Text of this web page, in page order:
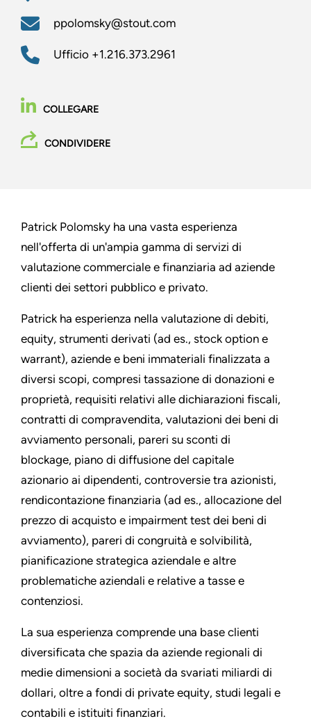
ppolomsky@stout.com
Ufficio +1.216.373.2961
COLLEGARE
CONDIVIDERE
Patrick Polomsky ha una vasta esperienza
nell'offerta di un'ampia gamma di servizi di
valutazione commerciale e finanziaria ad aziende
clienti dei settori pubblico e privato.
Patrick ha esperienza nella valutazione di debiti,
equity, strumenti derivati (ad es., stock option e
warrant), aziende e beni immateriali finalizzata a
diversi scopi, compresi tassazione di donazioni e
proprietà, requisiti relativi alle dichiarazioni fiscali,
contratti di compravendita, valutazioni dei beni di
avviamento personali, pareri su sconti di
blockage, piano di diffusione del capitale
azionario ai dipendenti, controversie tra azionisti,
rendicontazione finanziaria (ad es., allocazione del
prezzo di acquisto e impairment test dei beni di
avviamento), pareri di congruità e solvibilità,
pianificazione strategica aziendale e altre
problematiche aziendali e relative a tasse e
contenziosi.
La sua esperienza comprende una base clienti
diversificata che spazia da aziende regionali di
medie dimensioni a società da svariati miliardi di
dollari, oltre a fondi di private equity, studi legali e
contabili e istituiti finanziari.